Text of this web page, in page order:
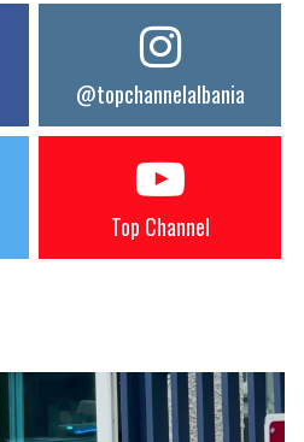
@topchannelalbania
Top Channel